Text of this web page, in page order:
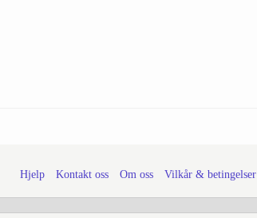
Hjelp Kontakt oss Om oss Vilkår & betingelser